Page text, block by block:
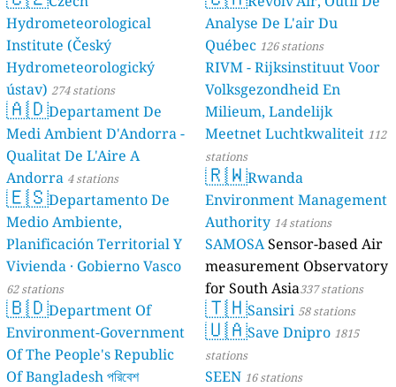
Hydrometeorological
Institute (Český
Hydrometeorologický
ústav) 274 stations
🇦🇩Departament De
Medi Ambient D'Andorra -
Qualitat De L'Aire A
Andorra 4 stations
🇪🇸Departamento De
Medio Ambiente,
Planificación Territorial Y
Vivienda · Gobierno Vasco
62 stations
🇧🇩Department Of
Environment-Government
Of The People's Republic
Of Bangladesh পরিবেশ
Analyse De L'air Du
Québec 126 stations
RIVM - Rijksinstituut Voor
Volksgezondheid En
Milieum, Landelijk
Meetnet Luchtkwaliteit 112
stations
🇷🇼Rwanda
Environment Management
Authority 14 stations
SAMOSASensor-based Air
measurement Observatory
for South Asia337 stations
🇹🇭Sansiri 58 stations
🇺🇦Save Dnipro 1815
stations
SEEN 16 stations